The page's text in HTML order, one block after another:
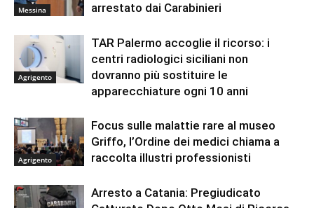
Messina
arrestato dai Carabinieri
Agrigento
TAR Palermo accoglie il ricorso: i
centri radiologici siciliani non
dovranno più sostituire le
apparecchiature ogni 10 anni
Agrigento
Focus sulle malattie rare al museo
Griffo, l’Ordine dei medici chiama a
raccolta illustri professionisti
Arresto a Catania: Pregiudicato